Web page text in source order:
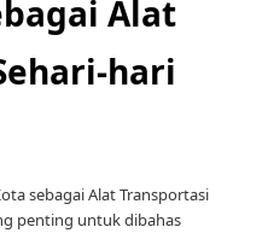
Alat
hari
sebagai Alat Transportasi
penting untuk dibahas